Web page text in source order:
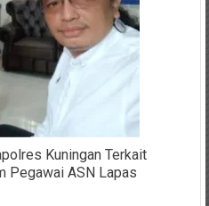
Kuningan Terkait
Pegawai ASN Lapas